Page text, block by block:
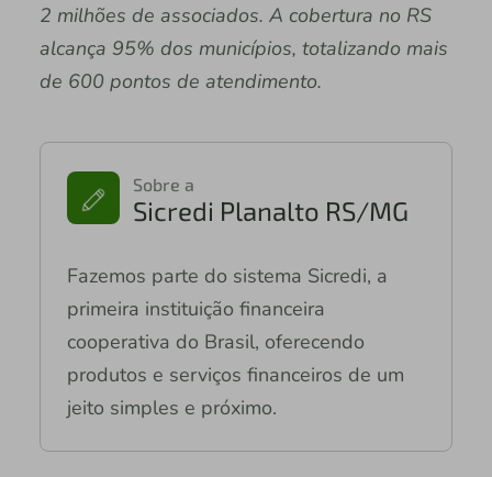
2 milhões de associados. A cobertura no RS
alcança 95% dos municípios, totalizando mais
de 600 pontos de atendimento.
Sobre a
Sicredi Planalto RS/MG
Fazemos parte do sistema Sicredi, a
primeira instituição financeira
cooperativa do Brasil, oferecendo
produtos e serviços financeiros de um
jeito simples e próximo.